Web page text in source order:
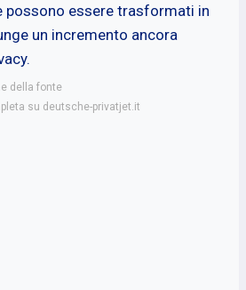
possono essere trasformati in
un incremento ancora
della fonte
su deutsche-privatjet.it